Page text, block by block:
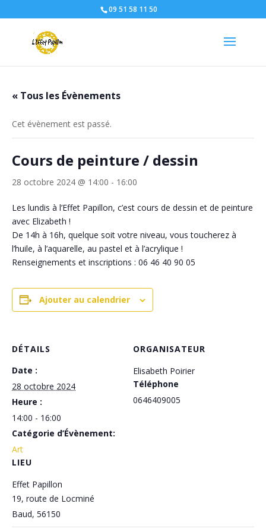
09 51 58 11 50
« Tous les Évènements
Cet évènement est passé.
Cours de peinture / dessin
28 octobre 2024 @ 14:00 - 16:00
Les lundis à l’Effet Papillon, c’est cours de dessin et de peinture
avec Elizabeth !
De 14h à 16h, quelque soit votre niveau, vous toucherez à
l’huile, à l’aquarelle, au pastel et à l’acrylique !
Renseignements et inscriptions : 06 46 40 90 05
Ajouter au calendrier
DÉTAILS
Date :
28 octobre 2024
Heure :
14:00 - 16:00
Catégorie d’Évènement:
Art
LIEU
Effet Papillon
19, route de Locminé
Baud, 56150
ORGANISATEUR
Elisabeth Poirier
Téléphone
0646409005